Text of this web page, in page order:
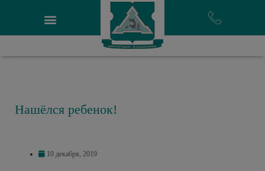
Нашёлся ребенок!
10 декабря, 2019